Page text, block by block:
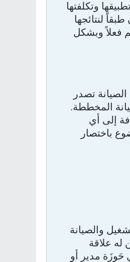
وتكلفتها
لنتائجها
فعلاً وبشكل
تصدر
المخططة.
إلى أي
باختصار
والصيانة
له علاقة
حَوزَة مدير أو